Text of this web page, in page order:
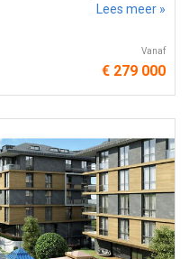
Lees meer »
Vanaf
€ 279 000